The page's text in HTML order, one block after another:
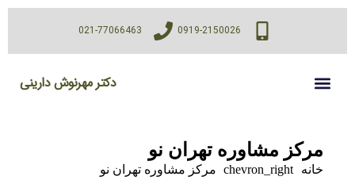
0919-2150026
021-77066463
دکتر مهرنوش دارینی
مرکز مشاوره تهران نو
chevron_right مرکز مشاوره تهران نو